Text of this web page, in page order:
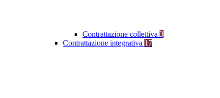
Contrattazione collettiva 3
Contrattazione integrativa 17